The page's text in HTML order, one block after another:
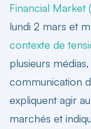
Financial Market
lundi 2 mars et
contexte de
plusieurs médias,
communication
expliquent agir
marchés et